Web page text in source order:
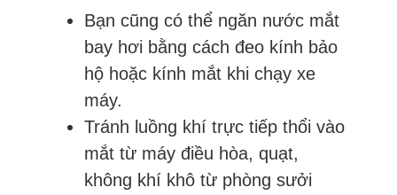
Bạn cũng có thể ngăn nước mắt
bay hơi bằng cách đeo kính bảo
hộ hoặc kính mắt khi chạy xe
máy.
Tránh luồng khí trực tiếp thổi vào
mắt từ máy điều hòa, quạt,
không khí khô từ phòng sưởi